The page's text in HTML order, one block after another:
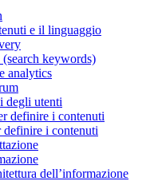
e il linguaggio
keywords)
analytics
degli utenti
definire i contenuti
definire i contenuti
dell’informazione